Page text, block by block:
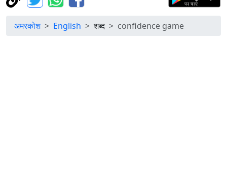
अमरकोश English शब्द confidence game